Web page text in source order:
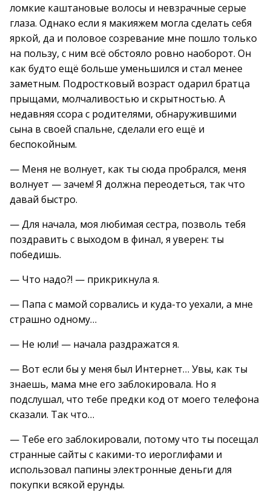
ломкие каштановые волосы и невзрачные серые
глаза. Однако если я макияжем могла сделать себя
яркой, да и половое созревание мне пошло только
на пользу, с ним всё обстояло ровно наоборот. Он
как будто ещё больше уменьшился и стал менее
заметным. Подростковый возраст одарил братца
прыщами, молчаливостью и скрытностью. А
недавняя ссора с родителями, обнаружившими
сына в своей спальне, сделали его ещё и
беспокойным.
— Меня не волнует, как ты сюда пробрался, меня
волнует — зачем! Я должна переодеться, так что
давай быстро.
— Для начала, моя любимая сестра, позволь тебя
поздравить с выходом в финал, я уверен: ты
победишь.
— Что надо?! — прикрикнула я.
— Папа с мамой сорвались и куда-то уехали, а мне
страшно одному…
— Не юли! — начала раздражатся я.
— Вот если бы у меня был Интернет… Увы, как ты
знаешь, мама мне его заблокировала. Но я
подслушал, что тебе предки код от моего телефона
сказали. Так что…
— Тебе его заблокировали, потому что ты посещал
странные сайты с какими-то иероглифами и
использовал папины электронные деньги для
покупки всякой ерунды.